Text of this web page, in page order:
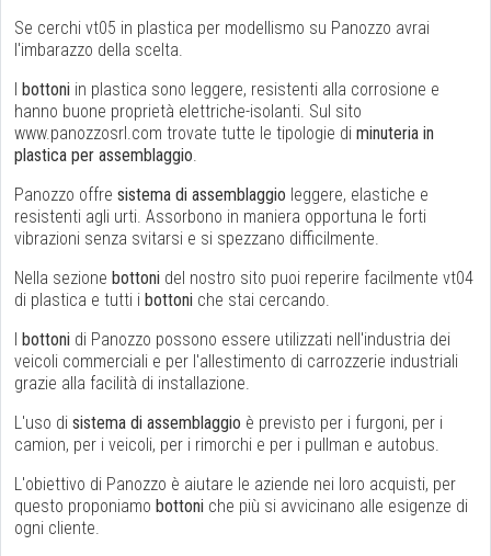
Se cerchi vt05 in plastica per modellismo su Panozzo avrai
l'imbarazzo della scelta.
I bottoni in plastica sono leggere, resistenti alla corrosione e
hanno buone proprietà elettriche-isolanti. Sul sito
www.panozzosrl.com trovate tutte le tipologie di minuteria in
plastica per assemblaggio.
Panozzo offre sistema di assemblaggio leggere, elastiche e
resistenti agli urti. Assorbono in maniera opportuna le forti
vibrazioni senza svitarsi e si spezzano difficilmente.
Nella sezione bottoni del nostro sito puoi reperire facilmente vt04
di plastica e tutti i bottoni che stai cercando.
I bottoni di Panozzo possono essere utilizzati nell'industria dei
veicoli commerciali e per l'allestimento di carrozzerie industriali
grazie alla facilità di installazione.
L'uso di sistema di assemblaggio è previsto per i furgoni, per i
camion, per i veicoli, per i rimorchi e per i pullman e autobus.
L'obiettivo di Panozzo è aiutare le aziende nei loro acquisti, per
questo proponiamo bottoni che più si avvicinano alle esigenze di
ogni cliente.